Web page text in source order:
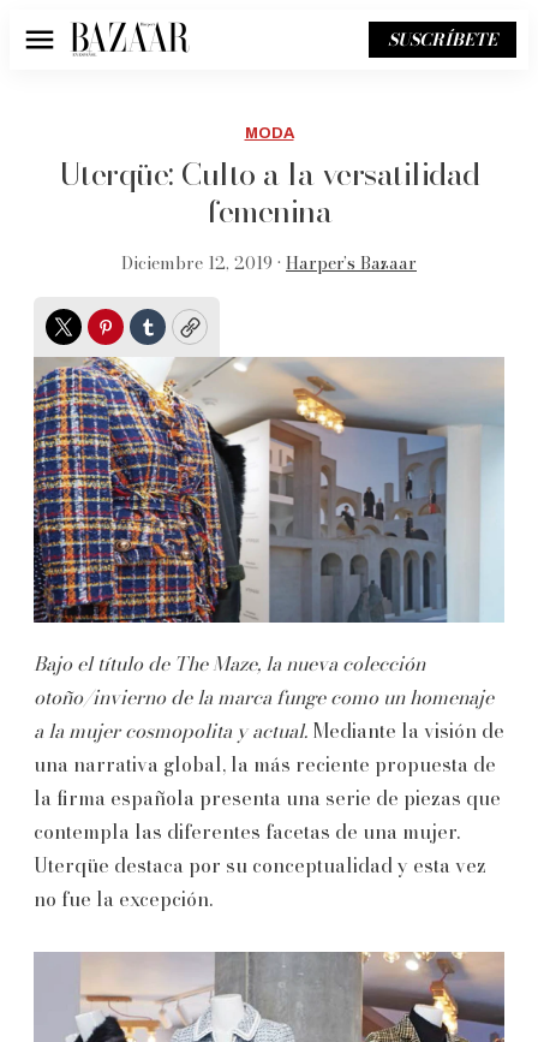
Menú SUSCRÍBETE
MODA
Uterqüe: Culto a la versatilidad
femenina
Diciembre 12, 2019 • Harper’s Bazaar
TwitterPinterest
TumblrCopy
Bajo el título de The Maze, la nueva colección
otoño/invierno de la marca funge como un homenaje
a la mujer cosmopolita y actual. Mediante la visión de
una narrativa global, la más reciente propuesta de
la firma española presenta una serie de piezas que
contempla las diferentes facetas de una mujer.
Uterqüe destaca por su conceptualidad y esta vez
no fue la excepción.